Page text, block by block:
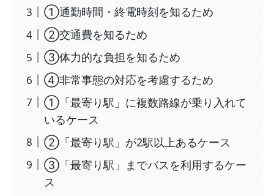
①通勤時間・終電時刻を知るため
②交通費を知るため
③体力的な負担を知るため
④非常事態の対応を考慮するため
①「最寄り駅」に複数路線が乗り入れて
いるケース
②「最寄り駅」が2駅以上あるケース
③「最寄り駅」までバスを利用するケー
ス